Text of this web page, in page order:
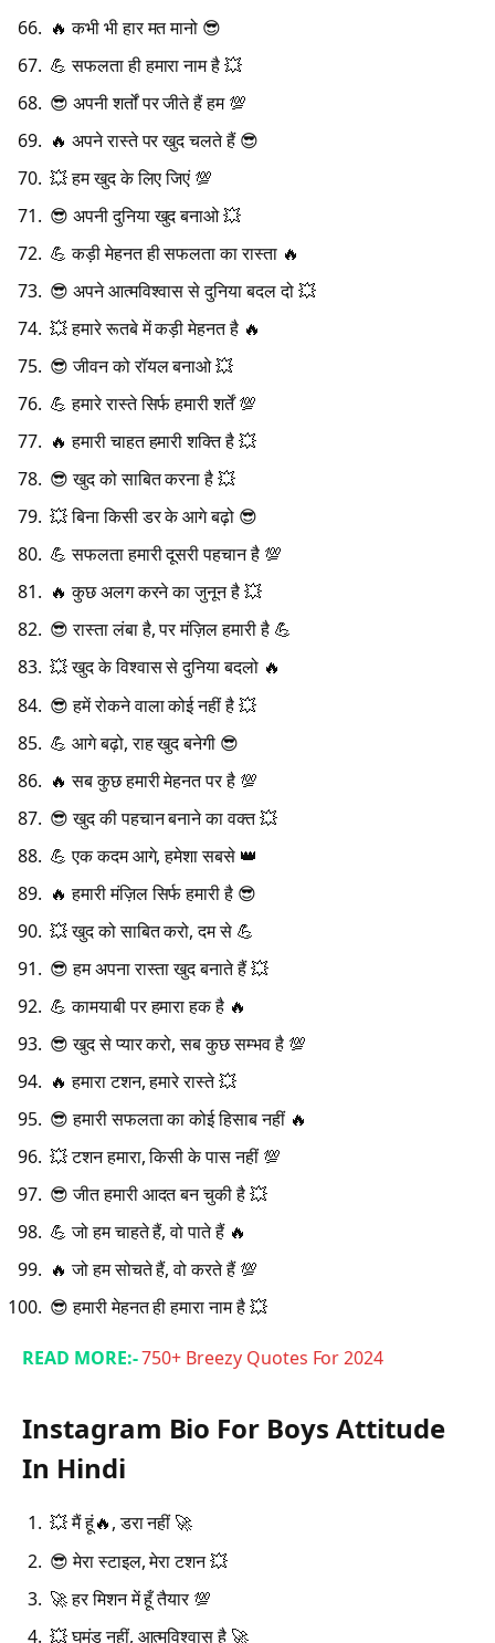
🔥 कभी भी हार मत मानो 😎
💪 सफलता ही हमारा नाम है 💥
😎 अपनी शर्तों पर जीते हैं हम 💯
🔥 अपने रास्ते पर खुद चलते हैं 😎
💥 हम खुद के लिए जिएं 💯
😎 अपनी दुनिया खुद बनाओ 💥
💪 कड़ी मेहनत ही सफलता का रास्ता 🔥
😎 अपने आत्मविश्वास से दुनिया बदल दो 💥
💥 हमारे रूतबे में कड़ी मेहनत है 🔥
😎 जीवन को रॉयल बनाओ 💥
💪 हमारे रास्ते सिर्फ हमारी शर्तें 💯
🔥 हमारी चाहत हमारी शक्ति है 💥
😎 खुद को साबित करना है 💥
💥 बिना किसी डर के आगे बढ़ो 😎
💪 सफलता हमारी दूसरी पहचान है 💯
🔥 कुछ अलग करने का जुनून है 💥
😎 रास्ता लंबा है, पर मंज़िल हमारी है 💪
💥 खुद के विश्वास से दुनिया बदलो 🔥
😎 हमें रोकने वाला कोई नहीं है 💥
💪 आगे बढ़ो, राह खुद बनेगी 😎
🔥 सब कुछ हमारी मेहनत पर है 💯
😎 खुद की पहचान बनाने का वक्त 💥
💪 एक कदम आगे, हमेशा सबसे 👑
🔥 हमारी मंज़िल सिर्फ हमारी है 😎
💥 खुद को साबित करो, दम से 💪
😎 हम अपना रास्ता खुद बनाते हैं 💥
💪 कामयाबी पर हमारा हक है 🔥
😎 खुद से प्यार करो, सब कुछ सम्भव है 💯
🔥 हमारा टशन, हमारे रास्ते 💥
😎 हमारी सफलता का कोई हिसाब नहीं 🔥
💥 टशन हमारा, किसी के पास नहीं 💯
😎 जीत हमारी आदत बन चुकी है 💥
💪 जो हम चाहते हैं, वो पाते हैं 🔥
🔥 जो हम सोचते हैं, वो करते हैं 💯
😎 हमारी मेहनत ही हमारा नाम है 💥
READ MORE:-750+ Breezy Quotes For 2024
Instagram Bio For Boys Attitude
In Hindi
💥 मैं हूं🔥, डरा नहीं 🚀
😎 मेरा स्टाइल, मेरा टशन 💥
🚀 हर मिशन में हूँ तैयार 💯
💥 घमंड नहीं, आत्मविश्वास है 🚀